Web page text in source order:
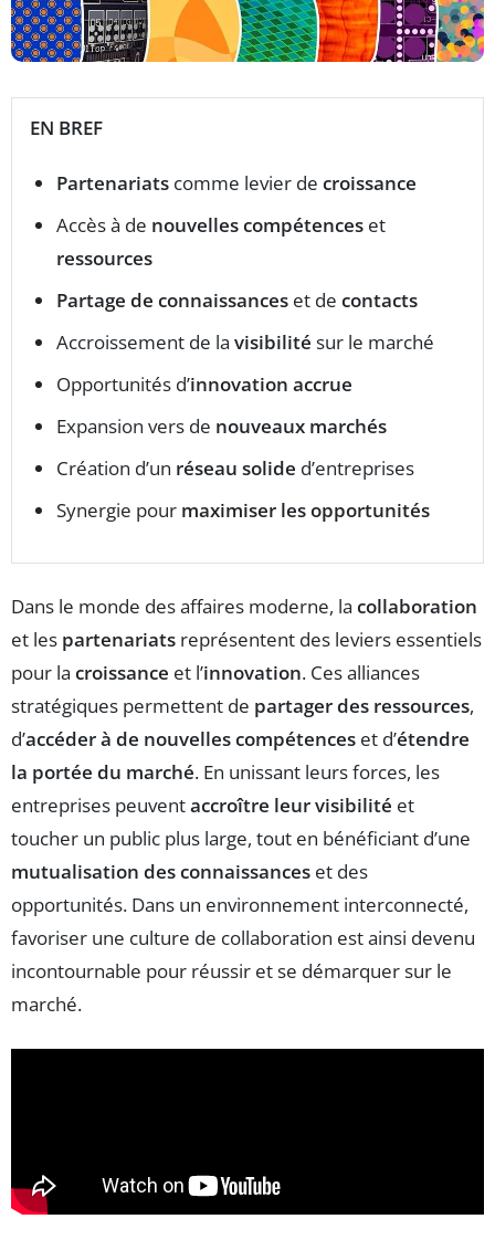
EN BREF
Partenariats comme levier de croissance
Accès à de nouvelles compétences et
ressources
Partage de connaissances et de contacts
Accroissement de la visibilité sur le marché
Opportunités d’innovation accrue
Expansion vers de nouveaux marchés
Création d’un réseau solide d’entreprises
Synergie pour maximiser les opportunités
Dans le monde des affaires moderne, la collaboration
et les partenariats représentent des leviers essentiels
pour la croissance et l’innovation. Ces alliances
stratégiques permettent de partager des ressources,
d’accéder à de nouvelles compétences et d’étendre
la portée du marché. En unissant leurs forces, les
entreprises peuventaccroître leur visibilité et
toucher un public plus large, tout en bénéficiant d’une
mutualisation des connaissances et des
opportunités. Dans un environnement interconnecté,
favoriser une culture de collaboration est ainsi devenu
incontournable pour réussir et se démarquer sur le
marché.